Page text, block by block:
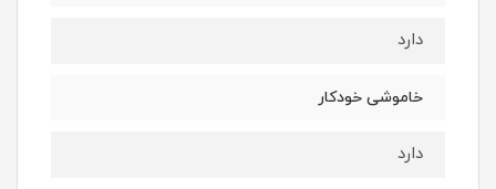
دارد
خاموشی خودکار
دارد